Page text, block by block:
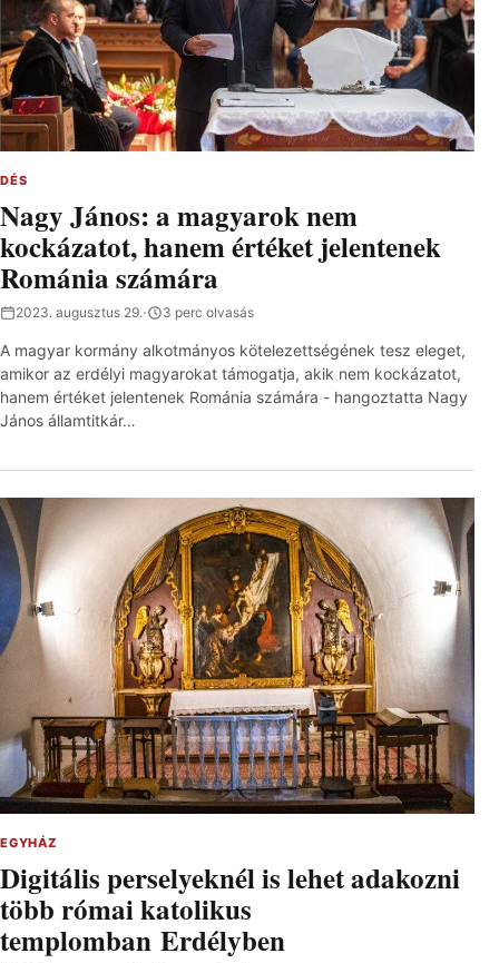
DÉS
Nagy János: a magyarok nem
kockázatot, hanem értéket jelentenek
Románia számára
2023. augusztus 29.· 3 perc olvasás
A magyar kormány alkotmányos kötelezettségének tesz eleget,
amikor az erdélyi magyarokat támogatja, akik nem kockázatot,
hanem értéket jelentenek Románia számára - hangoztatta Nagy
János államtitkár…
EGYHÁZ
Digitális perselyeknél is lehet adakozni
több római katolikus
templomban Erdélyben